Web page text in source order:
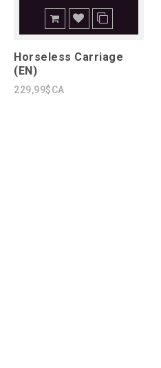
Horseless Carriage
(EN)
229,99$CA